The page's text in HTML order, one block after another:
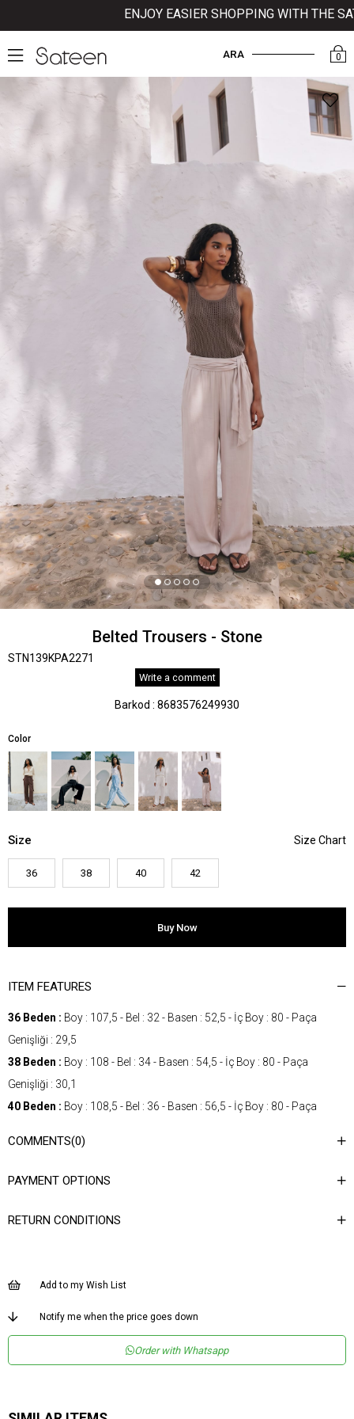
ENJOY EASIER SHOPPING WITH THE
0
ARA
Belted Trousers - Stone
STN139KPA2271
Write a comment
Barkod : 8683576249930
Color
Size
36 38 40 42
ITEM FEATURES
36 Beden : Boy : 107,5 - Bel : 32 - Basen : 52,5 - İç Boy : 80 - Paça
Genişliği : 29,5
38 Beden : Boy : 108 - Bel : 34 - Basen : 54,5 - İç Boy : 80 - Paça
Genişliği : 30,1
40 Beden : Boy : 108,5 - Bel : 36 - Basen : 56,5 - İç Boy : 80 - Paça
Boy : 109 - Bel : 38 - Basen : 58,5 - İç Boy : 80 - Paça
Materyal
%83 Viskon %17 Naylon
Desen Düz
Düz Dokuma
COMMENTS(0)
PAYMENT OPTIONS
RETURN CONDITIONS
Add to my Wish List
Notify me when the price goes down
Order with Whatsapp